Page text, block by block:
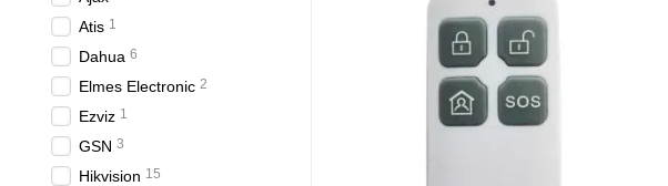
Atis 1
Dahua 6
Elmes Electronic 2
Ezviz 1
GSN 3
Hikvision 15